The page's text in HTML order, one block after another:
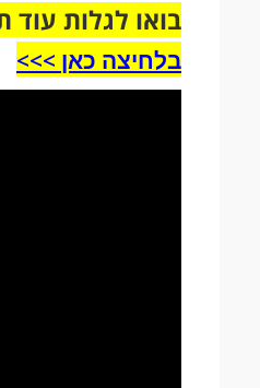
בואו לגלות
בלחיצה כאן >>>​